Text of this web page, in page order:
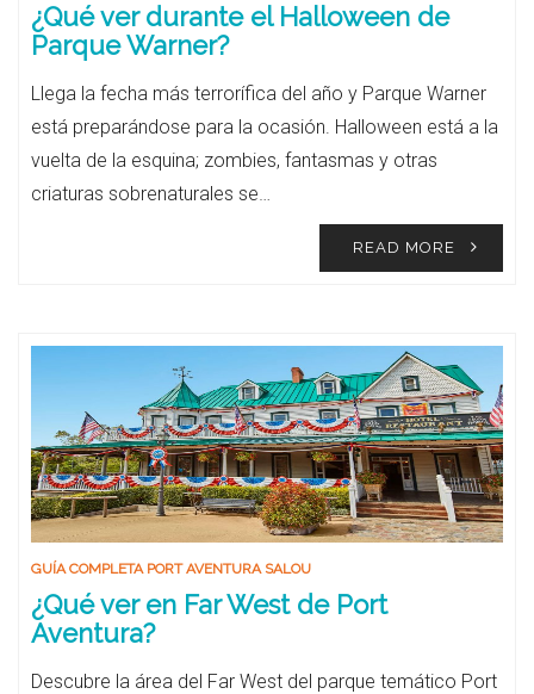
¿Qué ver durante el Halloween de
Parque Warner?
Llega la fecha más terrorífica del año y Parque Warner
está preparándose para la ocasión. Halloween está a la
vuelta de la esquina; zombies, fantasmas y otras
criaturas sobrenaturales se…
READ MORE
GUÍA COMPLETA PORT AVENTURA SALOU
¿Qué ver en Far West de Port
Aventura?
Descubre la área del Far West del parque temático Port